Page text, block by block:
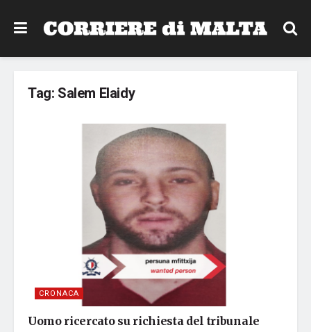
Tag: Salem Elaidy
CRONACA
Uomo ricercato su richiesta del tribunale